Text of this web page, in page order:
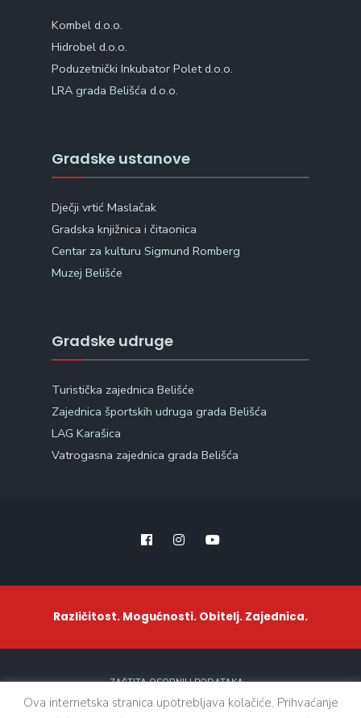
Kombel d.o.o.
Hidrobel d.o.o.
Poduzetnički Inkubator Polet d.o.o.
LRA grada Belišća d.o.o.
Gradske ustanove
Dječji vrtić Maslačak
Gradska knjižnica i čitaonica
Centar za kulturu Sigmund Romberg
Muzej Belišće
Gradske udruge
Turistička zajednica Belišće
Zajednica športskih udruga grada Belišća
LAG Karašica
Vatrogasna zajednica grada Belišća
Različitost. Mogućnosti. Obitelj. Zajednica.
ZAŠTITA OSOBNIH PODATAKA
Ova internetska stranica upotrebljava kolačiće. Prihvaćanje